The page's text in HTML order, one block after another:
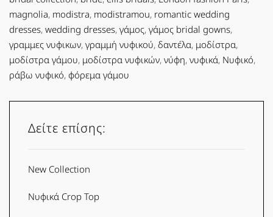
magnolia, modistra, modistramou, romantic wedding
dresses, wedding dresses, γάμος, γάμος bridal gowns,
γραμμες νυφικων, γραμμή νυφικού, δαντέλα, μοδίστρα,
μοδίστρα γάμου, μοδίστρα νυφικών, νύφη, νυφικά, Νυφικό,
ράβω νυφικό, φόρεμα γάμου
Δείτε επίσης:
New Collection
Νυφικά Crop Top